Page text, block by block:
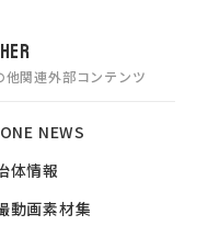
他関連外部コンテンツ
NEWS
体情報
動画素材集